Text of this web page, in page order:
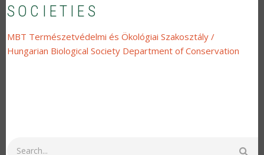
SOCIETIES
MBT Természetvédelmi és Ökológiai Szakosztály /
Hungarian Biological Society Department of Conservation